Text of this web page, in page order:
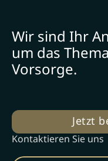
Wir sind Ihr
um das
Vorsorge.
Jetzt
Kontaktieren Sie uns